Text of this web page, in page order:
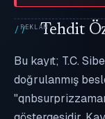
Tehdit
Bu kayıt; T.C.
doğrulanmış